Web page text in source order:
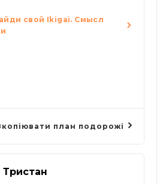
свой Ikigai. Смысл
план подорожі
Тристан